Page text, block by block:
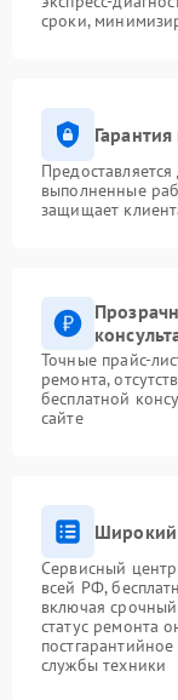
сроки,
выполненные
защищает
Точные прайс-
ремонта,
бесплатной
сайте
Широкий
Сервисный центр
всей РФ,
включая
статус ремонта
службы техники